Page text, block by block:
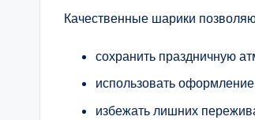
Качественные шарики
сохранить праздничную
использовать
избежать лишних